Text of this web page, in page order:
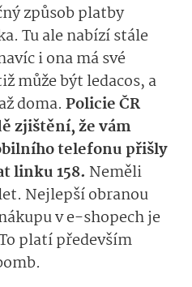
způsob platby
Tu ale nabízí stále
i ona má své
může být ledacos, a
doma. Policie ČR
zjištění, že vám
telefonu přišly
linku 158. Neměli
Nejlepší obranou
v e-shopech je
platí především